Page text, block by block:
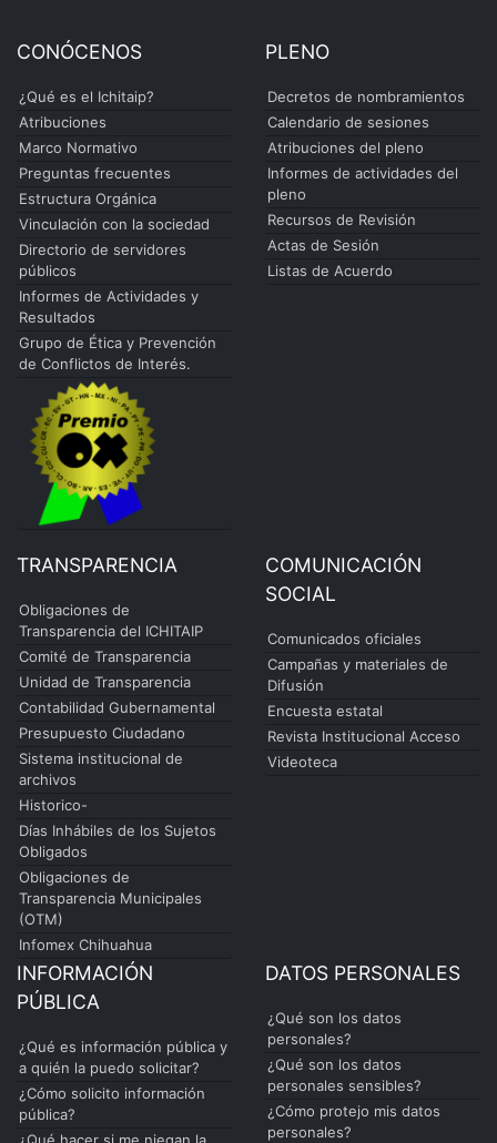
CONÓCENOS
¿Qué es el Ichitaip?
Atribuciones
Marco Normativo
Preguntas frecuentes
Estructura Orgánica
Vinculación con la sociedad
Directorio de servidores
públicos
Informes de Actividades y
Resultados
Grupo de Ética y Prevención
de Conflictos de Interés.
PLENO
Decretos de nombramientos
Calendario de sesiones
Atribuciones del pleno
Informes de actividades del
pleno
Recursos de Revisión
Actas de Sesión
Listas de Acuerdo
TRANSPARENCIA
Obligaciones de
Transparencia del ICHITAIP
Comité de Transparencia
Unidad de Transparencia
Contabilidad Gubernamental
Presupuesto Ciudadano
Sistema institucional de
archivos
Historico-
Días Inhábiles de los Sujetos
Obligados
Obligaciones de
Transparencia Municipales
(OTM)
Infomex Chihuahua
COMUNICACIÓN
SOCIAL
Comunicados oficiales
Campañas y materiales de
Difusión
Encuesta estatal
Revista Institucional Acceso
Videoteca
INFORMACIÓN
PÚBLICA
¿Qué es información pública y
a quién la puedo solicitar?
¿Cómo solicito información
pública?
¿Qué hacer si me niegan la
DATOS PERSONALES
¿Qué son los datos
personales?
¿Qué son los datos
personales sensibles?
¿Cómo protejo mis datos
personales?